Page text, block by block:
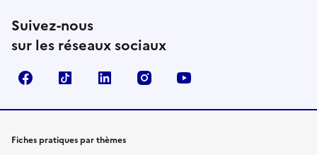
Suivez-nous
sur les réseaux sociaux
FacebookTikTok LinkedIn Instagram
Fiches pratiques par thèmes